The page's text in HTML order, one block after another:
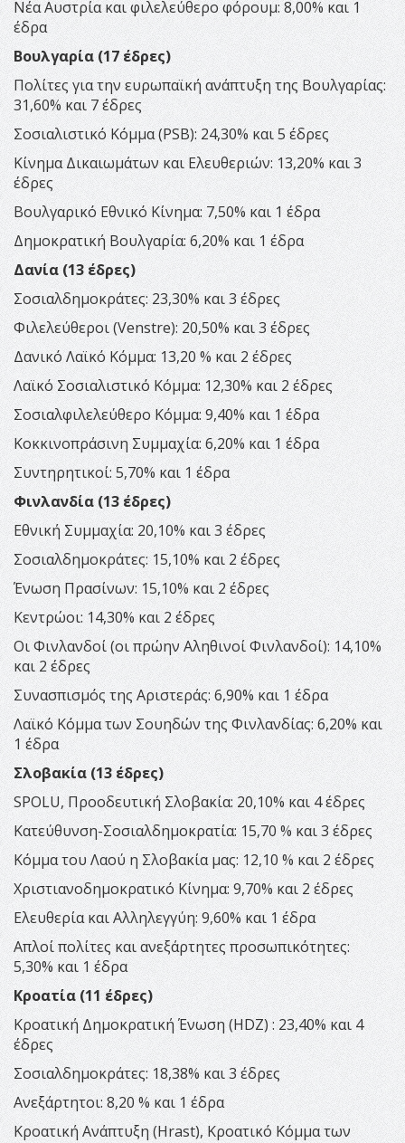
Νέα Αυστρία και φιλελεύθερο φόρουμ: 8,00% και 1
έδρα
Βουλγαρία (17 έδρες)
Πολίτες για την ευρωπαϊκή ανάπτυξη της Βουλγαρίας:
31,60% και 7 έδρες
Σοσιαλιστικό Κόμμα (PSB): 24,30% και 5 έδρες
Κίνημα Δικαιωμάτων και Ελευθεριών: 13,20% και 3
έδρες
Βουλγαρικό Εθνικό Κίνημα: 7,50% και 1 έδρα
Δημοκρατική Βουλγαρία: 6,20% και 1 έδρα
Δανία (13 έδρες)
Σοσιαλδημοκράτες: 23,30% και 3 έδρες
Φιλελεύθεροι (Venstre): 20,50% και 3 έδρες
Δανικό Λαϊκό Κόμμα: 13,20 % και 2 έδρες
Λαϊκό Σοσιαλιστικό Κόμμα: 12,30% και 2 έδρες
Σοσιαλφιλελεύθερο Κόμμα: 9,40% και 1 έδρα
Κοκκινοπράσινη Συμμαχία: 6,20% και 1 έδρα
Συντηρητικοί: 5,70% και 1 έδρα
Φινλανδία (13 έδρες)
Εθνική Συμμαχία: 20,10% και 3 έδρες
Σοσιαλδημοκράτες: 15,10% και 2 έδρες
Ένωση Πρασίνων: 15,10% και 2 έδρες
Κεντρώοι: 14,30% και 2 έδρες
Οι Φινλανδοί (οι πρώην Αληθινοί Φινλανδοί): 14,10%
και 2 έδρες
Συνασπισμός της Αριστεράς: 6,90% και 1 έδρα
Λαϊκό Κόμμα των Σουηδών της Φινλανδίας: 6,20% και
1 έδρα
Σλοβακία (13 έδρες)
SPOLU, Προοδευτική Σλοβακία: 20,10% και 4 έδρες
Κατεύθυνση-Σοσιαλδημοκρατία: 15,70 % και 3 έδρες
Κόμμα του Λαού η Σλοβακία μας: 12,10 % και 2 έδρες
Χριστιανοδημοκρατικό Κίνημα: 9,70% και 2 έδρες
Ελευθερία και Αλληλεγγύη: 9,60% και 1 έδρα
Απλοί πολίτες και ανεξάρτητες προσωπικότητες:
5,30% και 1 έδρα
Κροατία (11 έδρες)
Κροατική Δημοκρατική Ένωση (HDZ) : 23,40% και 4
έδρες
Σοσιαλδημοκράτες: 18,38% και 3 έδρες
Ανεξάρτητοι: 8,20 % και 1 έδρα
Κροατική Ανάπτυξη (Hrast), Κροατικό Κόμμα των